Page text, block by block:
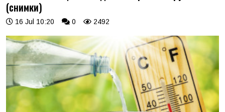
(снимки)
16 Jul 10:20 0 2492